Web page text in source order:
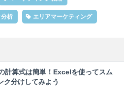
析 エリアマーケティング
計算式は簡単！Excelを使ってスム
ク分けしてみよう